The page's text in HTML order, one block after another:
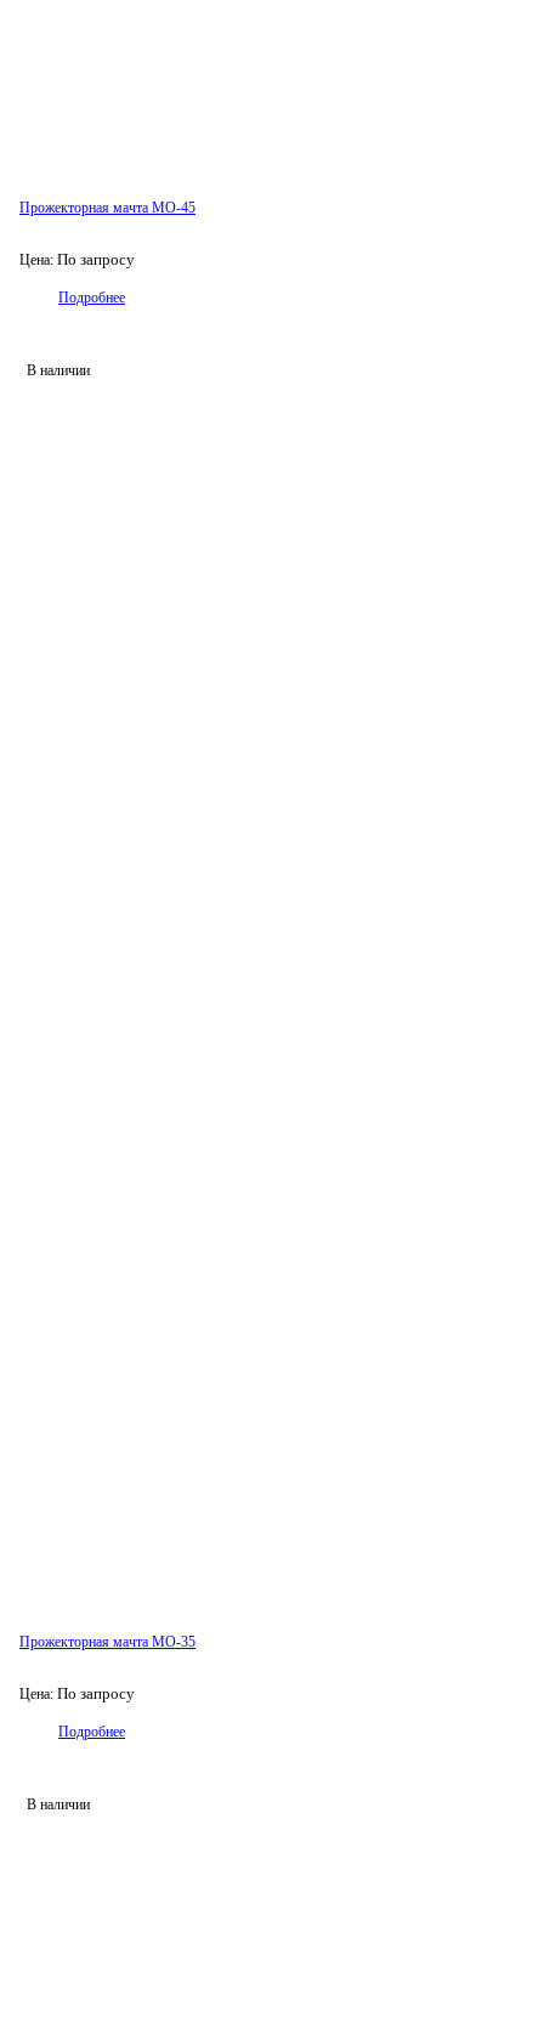
Прожекторная мачта МО-45
Цена: По запросу
Подробнее
В наличии
Прожекторная мачта МО-35
Цена: По запросу
Подробнее
В наличии